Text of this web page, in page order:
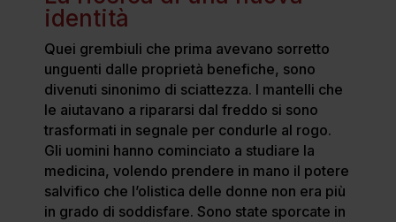
identità
Quei grembiuli che prima avevano sorretto
unguenti dalle proprietà benefiche, sono
divenuti sinonimo di sciattezza. I mantelli che
le aiutavano a ripararsi dal freddo si sono
trasformati in segnale per condurle al rogo.
Gli uomini hanno cominciato a studiare la
medicina, volendo prendere in mano il potere
salvifico che l’olistica delle donne non era più
in grado di soddisfare. Sono state sporcate in